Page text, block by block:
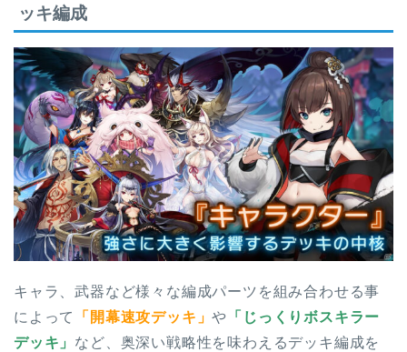
ッキ編成
キャラ、武器など様々な編成パーツを組み合わせる事
によって
「開幕速攻デッキ」や 「じっくりボスキラー
デッキ」 など、奥深い戦略性を味わえるデッキ編成を